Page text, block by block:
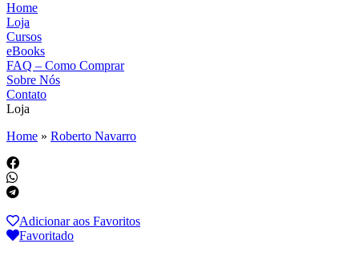
Home
Loja
Cursos
eBooks
FAQ – Como Comprar
Sobre Nós
Contato
Loja
Home » Roberto Navarro
Adicionar aos Favoritos
Favoritado